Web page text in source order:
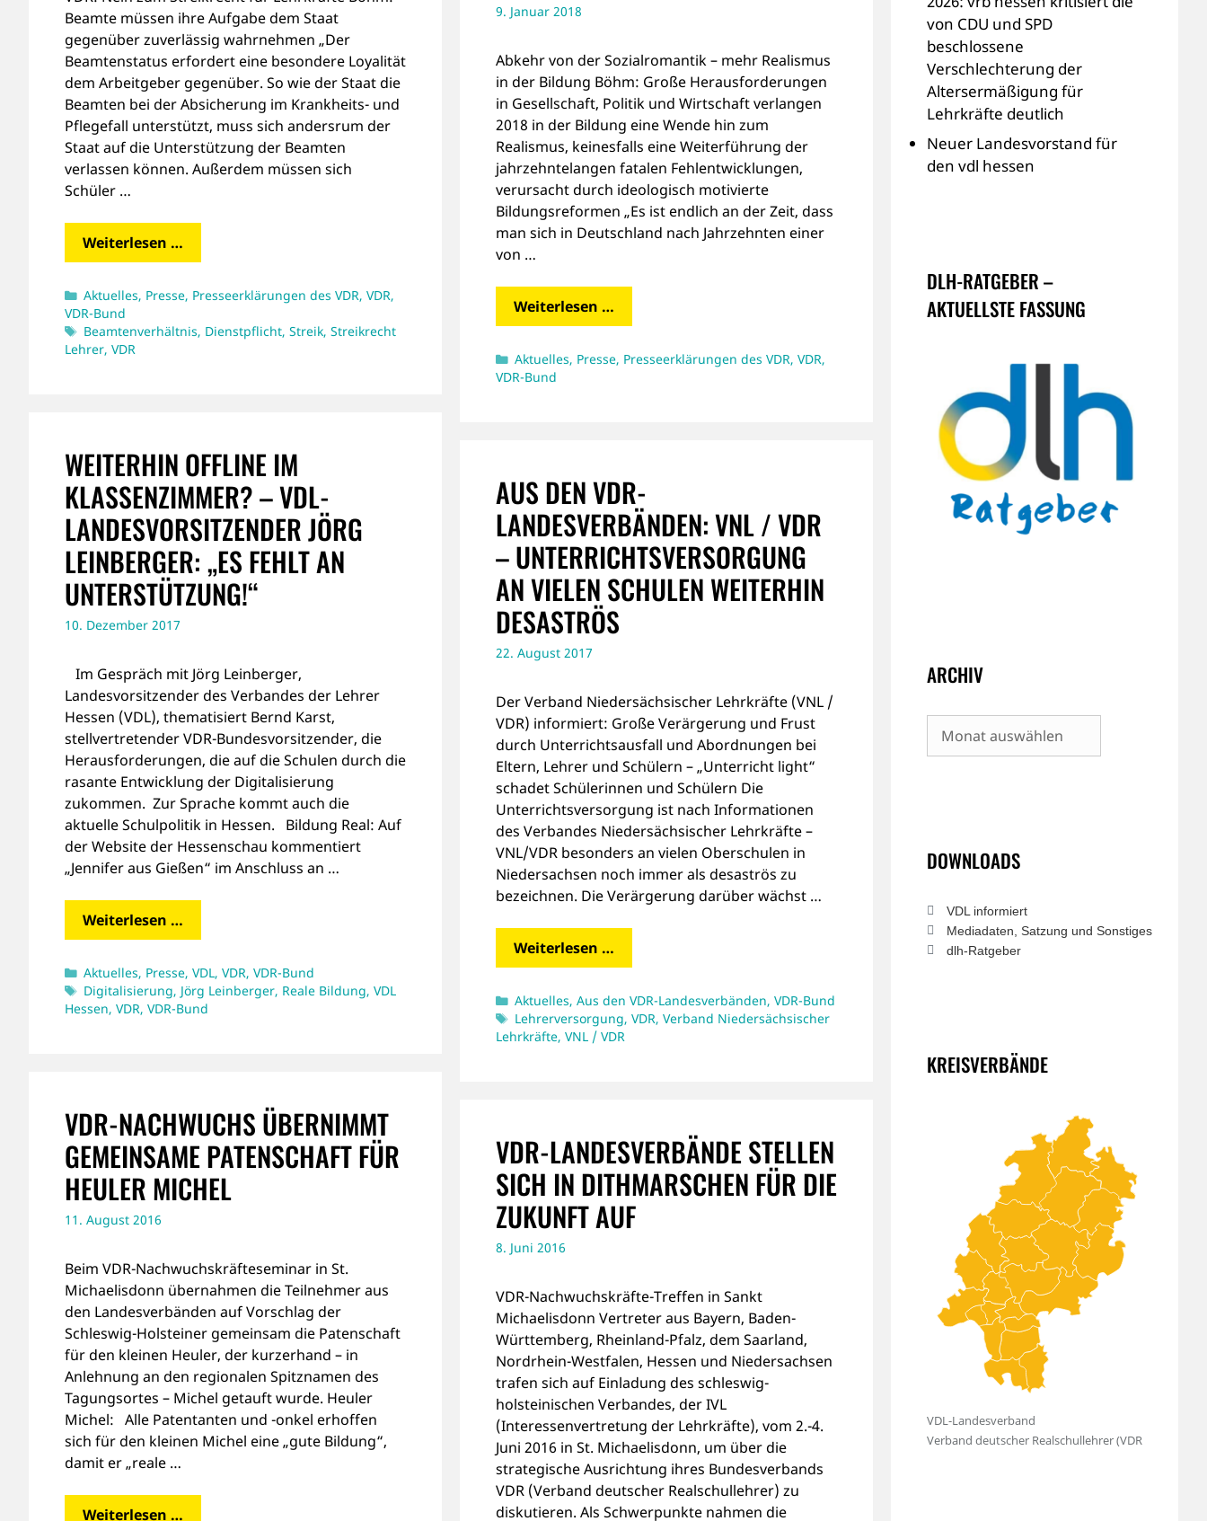
Beamte müssen ihre Aufgabe dem Staat
gegenüber zuverlässig wahrnehmen „Der
Beamtenstatus erfordert eine besondere Loyalität
dem Arbeitgeber gegenüber. So wie der Staat die
Beamten bei der Absicherung im Krankheits- und
Pflegefall unterstützt, muss sich andersrum der
Staat auf die Unterstützung der Beamten
verlassen können. Außerdem müssen sich
Schüler …
Weiterlesen …
Kategorien
Aktuelles, Presse, Presseerklärungen des VDR,VDR,
VDR-Bund
Schlagwörter
Beamtenverhältnis, Dienstpflicht,Streik,Streikrecht
Lehrer, VDR
9. Januar 2018
Abkehr von der Sozialromantik – mehr Realismus
in der Bildung Böhm: Große Herausforderungen
in Gesellschaft, Politik und Wirtschaft verlangen
2018 in der Bildung eine Wende hin zum
Realismus, keinesfalls eine Weiterführung der
jahrzehntelangen fatalen Fehlentwicklungen,
verursacht durch ideologisch motivierte
Bildungsreformen „Es ist endlich an der Zeit, dass
man sich in Deutschland nach Jahrzehnten einer
von …
Weiterlesen …
Kategorien
Aktuelles, Presse, Presseerklärungen des VDR,VDR,
VDR-Bund
WEITERHIN OFFLINE IM
KLASSENZIMMER? – VDL-
LANDESVORSITZENDER JÖRG
LEINBERGER: „ES FEHLT AN
UNTERSTÜTZUNG!“
10. Dezember 2017
Im Gespräch mit Jörg Leinberger,
Landesvorsitzender des Verbandes der Lehrer
Hessen (VDL), thematisiert Bernd Karst,
stellvertretender VDR-Bundesvorsitzender, die
Herausforderungen, die auf die Schulen durch die
rasante Entwicklung der Digitalisierung
zukommen. Zur Sprache kommt auch die
aktuelle Schulpolitik in Hessen. Bildung Real: Auf
der Website der Hessenschau kommentiert
„Jennifer aus Gießen“ im Anschluss an …
Weiterlesen …
Kategorien
Aktuelles, Presse,VDL,VDR,VDR-Bund
Schlagwörter
Digitalisierung, Jörg Leinberger, Reale Bildung,VDL
Hessen, VDR, VDR-Bund
AUS DEN VDR-
LANDESVERBÄNDEN: VNL / VDR
– UNTERRICHTSVERSORGUNG
AN VIELEN SCHULEN WEITERHIN
DESASTRÖS
22. August 2017
Der Verband Niedersächsischer Lehrkräfte (VNL /
VDR) informiert: Große Verärgerung und Frust
durch Unterrichtsausfall und Abordnungen bei
Eltern, Lehrer und Schülern – „Unterricht light“
schadet Schülerinnen und Schülern Die
Unterrichtsversorgung ist nach Informationen
des Verbandes Niedersächsischer Lehrkräfte –
VNL/VDR besonders an vielen Oberschulen in
Niedersachsen noch immer als desaströs zu
bezeichnen. Die Verärgerung darüber wächst …
Weiterlesen …
Kategorien
Aktuelles,Aus den VDR-Landesverbänden,VDR-Bund
Schlagwörter
Lehrerversorgung,VDR,Verband Niedersächsischer
Lehrkräfte, VNL / VDR
VDR-NACHWUCHS ÜBERNIMMT
GEMEINSAME PATENSCHAFT FÜR
HEULER MICHEL
11. August 2016
Beim VDR-Nachwuchskräfteseminar in St.
Michaelisdonn übernahmen die Teilnehmer aus
den Landesverbänden auf Vorschlag der
Schleswig-Holsteiner gemeinsam die Patenschaft
für den kleinen Heuler, der kurzerhand – in
Anlehnung an den regionalen Spitznamen des
Tagungsortes – Michel getauft wurde. Heuler
Michel: Alle Patentanten und -onkel erhoffen
sich für den kleinen Michel eine „gute Bildung“,
damit er „reale …
Weiterlesen …
VDR-LANDESVERBÄNDE STELLEN
SICH IN DITHMARSCHEN FÜR DIE
ZUKUNFT AUF
8. Juni 2016
VDR-Nachwuchskräfte-Treffen in Sankt
Michaelisdonn Vertreter aus Bayern, Baden-
Württemberg, Rheinland-Pfalz, dem Saarland,
Nordrhein-Westfalen, Hessen und Niedersachsen
trafen sich auf Einladung des schleswig-
holsteinischen Verbandes, der IVL
(Interessenvertretung der Lehrkräfte), vom 2.-4.
Juni 2016 in St. Michaelisdonn, um über die
strategische Ausrichtung ihres Bundesverbands
VDR (Verband deutscher Realschullehrer) zu
diskutieren. Als Schwerpunkte nahmen die
von CDU und SPD
beschlossene
Verschlechterung der
Altersermäßigung für
Lehrkräfte deutlich
Neuer Landesvorstand für
den vdl hessen
DLH-RATGEBER –
AKTUELLSTE FASSUNG
ARCHIV
Archiv
DOWNLOADS
VDL informiert
Mediadaten, Satzung und Sonstiges
dlh-Ratgeber
KREISVERBÄNDE